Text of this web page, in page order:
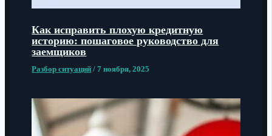
Как исправить плохую кредитную
историю: пошаговое руководство для
заемщиков
Разбор ситуаций /7 ноября, 2025